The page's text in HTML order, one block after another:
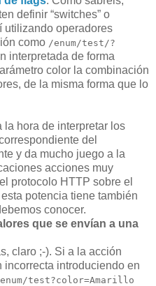
definir “switches” o
utilizando operadores
como /enum/test/?
interpretada de forma
color la combinación
de la misma forma que lo
la hora de interpretar los
del
y da mucho juego a la
acciones muy
protocolo HTTP sobre el
potencia tiene también
conocer.
que se envían a una
claro ;-). Si a la acción
introduciendo en
test?color=Amarillo